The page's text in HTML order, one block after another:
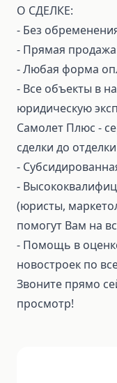
О СДЕЛКЕ:
- Без
⁃ Прямая
⁃ Любая форма
⁃ Все объекты в
юридическую
Самолет Плюс -
сделки до
⁃
⁃
(юристы,
помогут Вам на
⁃ Помощь в
новостроек по
Звоните прямо
просмотр!